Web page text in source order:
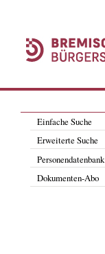
Einfache Suche
Erweiterte Suche
Personendatenbank
Dokumenten-Abo